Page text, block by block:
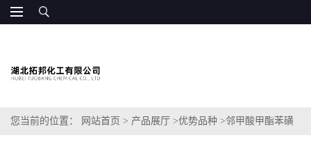
您当前的位置： 网站首页 > 产品展厅 >优势品种 >邻甲酸甲酯苯磺